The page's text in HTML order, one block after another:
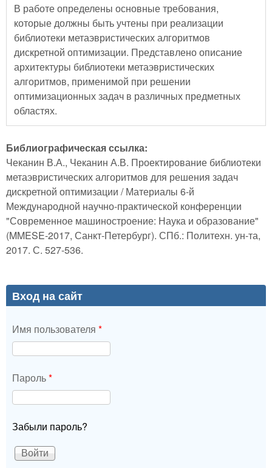
В работе определены основные требования,
которые должны быть учтены при реализации
библиотеки метаэвристических алгоритмов
дискретной оптимизации. Представлено описание
архитектуры библиотеки метаэвристических
алгоритмов, применимой при решении
оптимизационных задач в различных предметных
областях.
Библиографическая ссылка:
Чеканин В.А., Чеканин А.В. Проектирование библиотеки
метаэвристических алгоритмов для решения задач
дискретной оптимизации / Материалы 6-й
Международной научно-практической конференции
"Современное машиностроение: Наука и образование"
(MMESE-2017, Санкт-Петербург). СПб.: Политехн. ун-та,
2017. С. 527-536.
Вход на сайт
Имя пользователя *
Пароль*
Забыли пароль?